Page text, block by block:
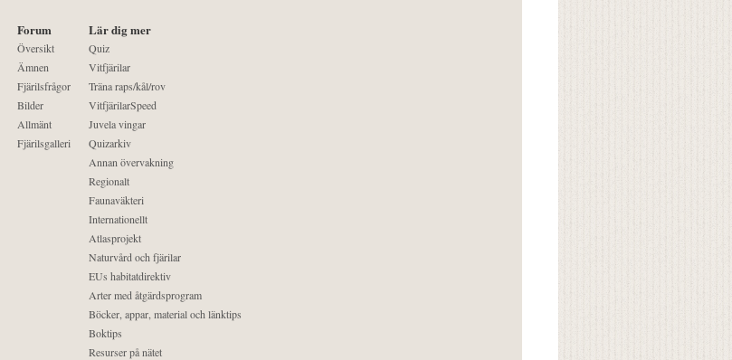
Forum
Översikt
Ämnen
Fjärilsfrågor
Bilder
Allmänt
Fjärilsgalleri
Lär dig mer
Quiz
Vitfjärilar
Träna raps/kål/rov
VitfjärilarSpeed
Juvela vingar
Quizarkiv
Annan övervakning
Regionalt
Faunaväkteri
Internationellt
Atlasprojekt
Naturvård och fjärilar
EUs habitatdirektiv
Arter med åtgärdsprogram
Böcker, appar, material och länktips
Boktips
Resurser på nätet